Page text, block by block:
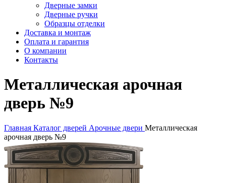
Дверные замки
Дверные ручки
Образцы отделки
Доставка и монтаж
Оплата и гарантия
О компании
Контакты
Металлическая арочная
дверь №9
Главная Каталог дверей Арочные двери Металлическая
арочная дверь №9